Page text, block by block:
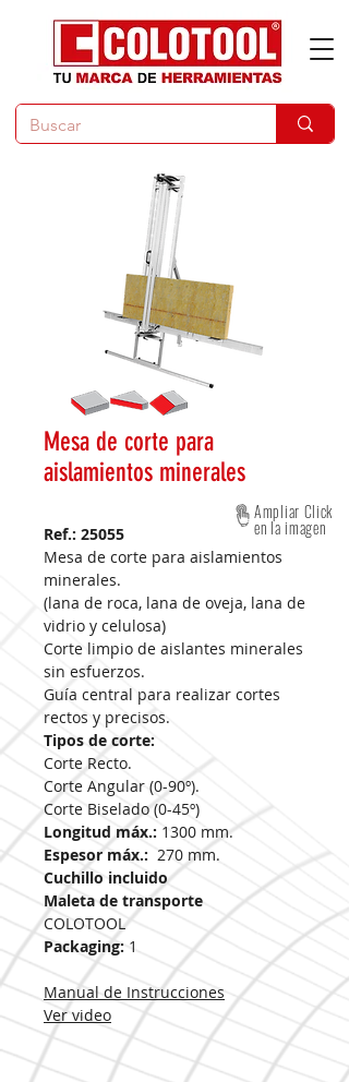
Mesa de corte para
aislamientos minerales
Ref.: 25055
Mesa de corte para aislamientos
minerales.
(lana de roca, lana de oveja, lana de
vidrio y celulosa)
Corte limpio de aislantes minerales
sin esfuerzos.
Guía central para realizar cortes
rectos y precisos.
Tipos de corte:
Corte Recto.
Corte Angular (0-90º).
Corte Biselado (0-45º)
Longitud máx.: 1300 mm.
Espesor máx.: 270 mm.
Cuchillo incluido
Maleta de transporte
COLOTOOL
Packaging: 1
Manual de Instrucciones
Ver video
Ampliar Click
en la imagen